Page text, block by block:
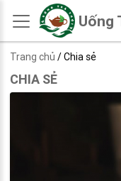
Uống
Trang chủ / Chia sẻ
CHIA SẺ